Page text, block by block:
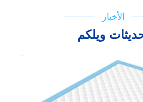
الأخبار
ويلكم